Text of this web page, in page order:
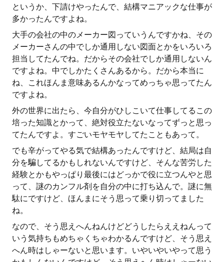
というか、下請けやったんで、結構マニアックな仕事が
多かったんですよね。
大手の会社の中のメーカー図っていうんですかね、その
メーカーさんの中でしか通用しない図面とかをいろいろ
担当してたんでね。だからその会社でしか通用しないん
ですよね。中でしかたくさんあるから。だから本当に
ね、これほんま意味あるんかなってめっちゃ思ってたん
ですよね。
外の世界に出たら、今自分がひしこいて仕事してるこの
培った知識とかって、絶対役立たないなってずっと思っ
てたんですよ。すごいモヤモヤしてたこともあって。
でも辛がってやる気で結構あったんですけど、結局は自
分を騙してるかもしれないんですけど、そんな苦労した
経験とかもやっぱり最後にはどっかで役に立つんやと思
って、謎のカンフル剤を自分の中に打ち込んで。謎に無
駄にですけど、ほんまにそう思って乗り切ってました
ね。
なので、そう思えへんねんけどどうしたらええねんって
いう気持ちもめちゃくちゃわかるんですけど、そう思え
へん時はしゃーないと思います。いやいやいやって思う